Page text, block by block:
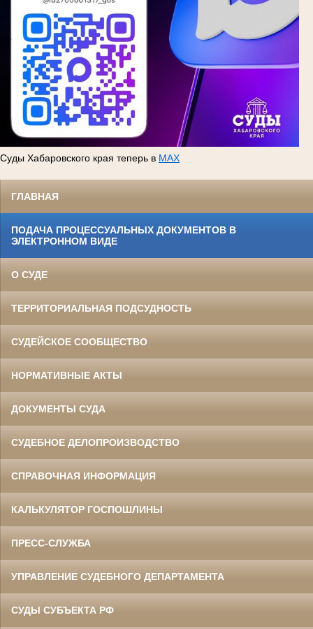
Суды Хабаровского края теперь в MAX
ГЛАВНАЯ
ПОДАЧА ПРОЦЕССУАЛЬНЫХ ДОКУМЕНТОВ В
ЭЛЕКТРОННОМ ВИДЕ
О СУДЕ
ТЕРРИТОРИАЛЬНАЯ ПОДСУДНОСТЬ
СУДЕЙСКОЕ СООБЩЕСТВО
НОРМАТИВНЫЕ АКТЫ
ДОКУМЕНТЫ СУДА
СУДЕБНОЕ ДЕЛОПРОИЗВОДСТВО
СПРАВОЧНАЯ ИНФОРМАЦИЯ
КАЛЬКУЛЯТОР ГОСПОШЛИНЫ
ПРЕСС-СЛУЖБА
УПРАВЛЕНИЕ СУДЕБНОГО ДЕПАРТАМЕНТА
СУДЫ СУБЪЕКТА РФ